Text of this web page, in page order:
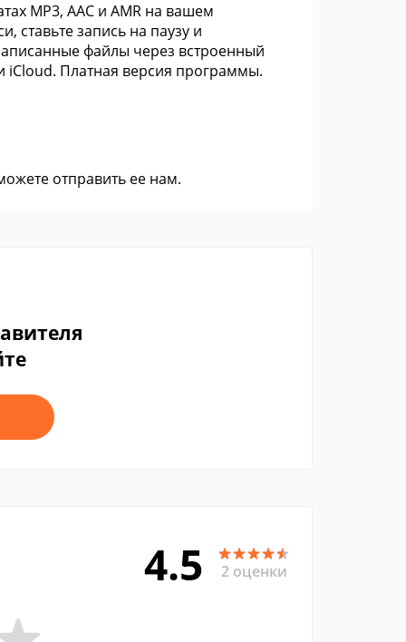
MP3, AAC и AMR на вашем
ставьте запись на паузу и
файлы через встроенный
iCloud. Платная версия программы.
отправить ее нам.
4.5 2 оценки